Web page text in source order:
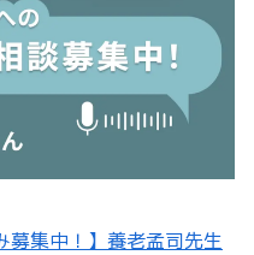
集中！】養老孟司先生